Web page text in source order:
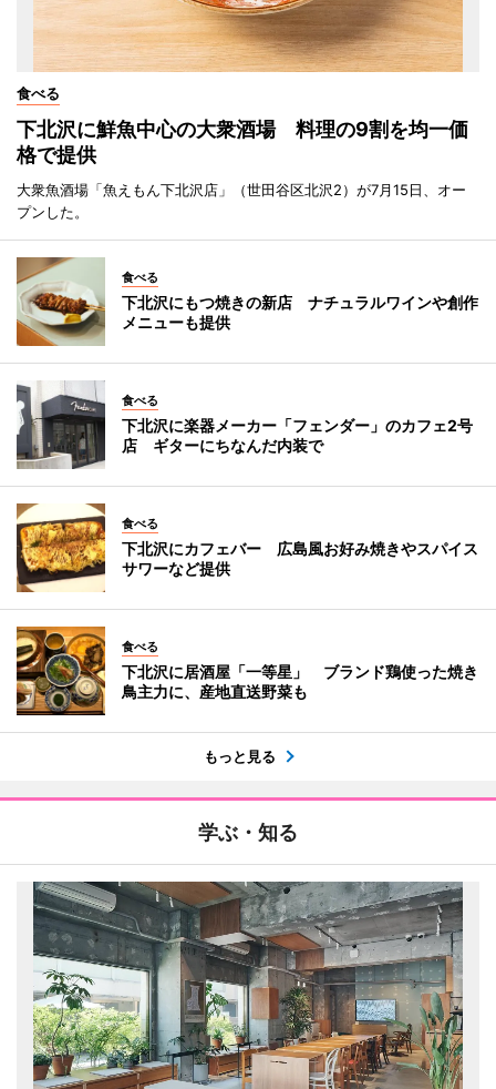
食べる
下北沢に鮮魚中心の大衆酒場 料理の9割を均一価
格で提供
大衆魚酒場「魚えもん下北沢店」（世田谷区北沢2）が7月15日、オー
プンした。
食べる
下北沢にもつ焼きの新店 ナチュラルワインや創作
メニューも提供
食べる
下北沢に楽器メーカー「フェンダー」のカフェ2号
店 ギターにちなんだ内装で
食べる
下北沢にカフェバー 広島風お好み焼きやスパイス
サワーなど提供
食べる
下北沢に居酒屋「一等星」 ブランド鶏使った焼き
鳥主力に、産地直送野菜も
もっと見る
学ぶ・知る